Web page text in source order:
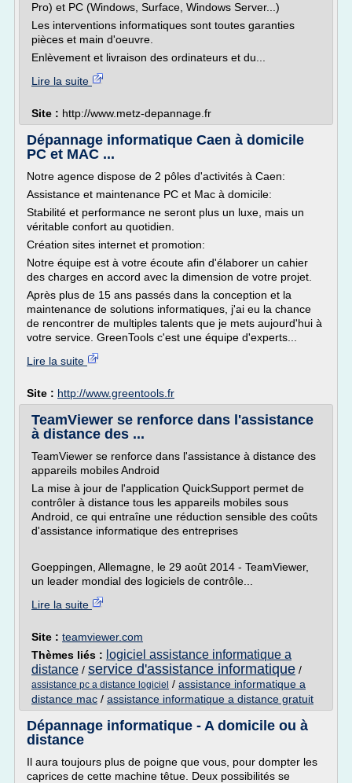
Pro) et PC (Windows, Surface, Windows Server...)
Les interventions informatiques sont toutes garanties
pièces et main d'oeuvre.
Enlèvement et livraison des ordinateurs et du...
Lire la suite
Site : http://www.metz-depannage.fr
Dépannage informatique Caen à domicile
PC et MAC ...
Notre agence dispose de 2 pôles d'activités à Caen:
Assistance et maintenance PC et Mac à domicile:
Stabilité et performance ne seront plus un luxe, mais un
véritable confort au quotidien.
Création sites internet et promotion:
Notre équipe est à votre écoute afin d'élaborer un cahier
des charges en accord avec la dimension de votre projet.
Après plus de 15 ans passés dans la conception et la
maintenance de solutions informatiques, j'ai eu la chance
de rencontrer de multiples talents que je mets aujourd'hui à
votre service. GreenTools c'est une équipe d'experts...
Lire la suite
Site : http://www.greentools.fr
TeamViewer se renforce dans l'assistance
à distance des ...
TeamViewer se renforce dans l'assistance à distance des
appareils mobiles Android
La mise à jour de l'application QuickSupport permet de
contrôler à distance tous les appareils mobiles sous
Android, ce qui entraîne une réduction sensible des coûts
d'assistance informatique des entreprises
Goeppingen, Allemagne, le 29 août 2014 - TeamViewer,
un leader mondial des logiciels de contrôle...
Lire la suite
Site : teamviewer.com
Thèmes liés : logiciel assistance informatique a
distance / service d'assistance informatique /
assistance pc a distance logiciel / assistance informatique a
distance mac / assistance informatique a distance gratuit
Dépannage informatique - A domicile ou à
distance
Il aura toujours plus de poigne que vous, pour dompter les
caprices de cette machine têtue. Deux possibilités se